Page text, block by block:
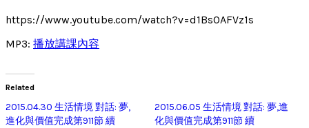
https://www.youtube.com/watch?v=d1BsOAFVz1s
MP3: 播放講課內容
Related
2015.04.30 生活情境 對話: 夢,
進化與價值完成第911節 續
2015.06.05 生活情境 對話: 夢,進
化與價值完成第911節 續